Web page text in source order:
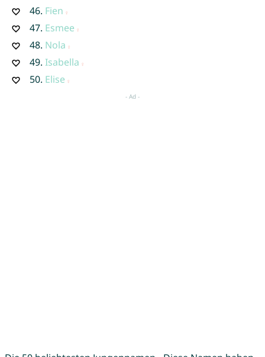
46. Fien
47. Esmee
48. Nola
49. Isabella
50. Elise